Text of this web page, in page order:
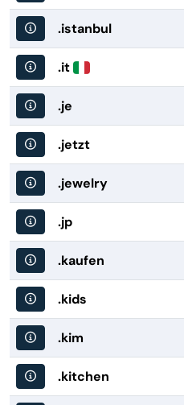
.istanbul
.it
.je
.jetzt
.jewelry
.jp
.kaufen
.kids
.kim
.kitchen